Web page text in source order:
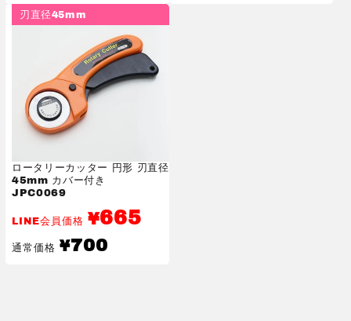
価
格
刃直径45mm
ロータリーカッター 円形 刃直径
45mm カバー付き
JPC0069
LINE会員価格 ¥665
通常価格
通
常
¥700